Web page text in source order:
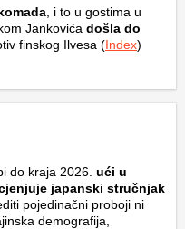
, i to u gostima u
Jankovića došla do
finskog Ilvesa (Index)
do kraja 2026. ući u
japanski stručnjak
pojedinačni proboji ni
demografija,